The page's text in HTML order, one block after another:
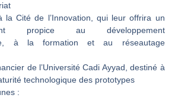
la Cité de l’Innovation, qui leur offrira un
propice au développement
à la formation et au réseautage
de l’Université Cadi Ayyad, destiné à
technologique des prototypes
: